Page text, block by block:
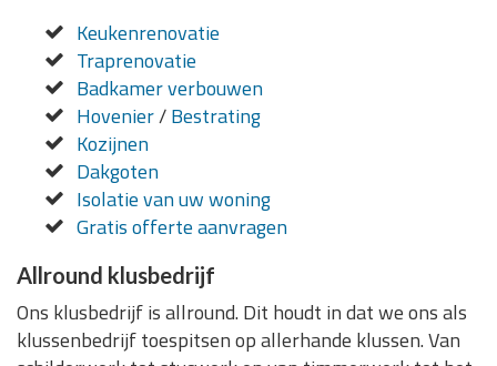
Keukenrenovatie
Traprenovatie
Badkamer verbouwen
Hovenier/Bestrating
Kozijnen
Dakgoten
Isolatie van uw woning
Gratis offerte aanvragen
Allround klusbedrijf
Ons klusbedrijf is allround. Dit houdt in dat we ons als
klussenbedrijf toespitsen op allerhande klussen. Van